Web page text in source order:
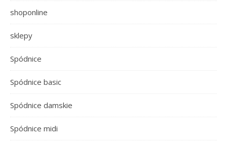
shoponline
sklepy
Spódnice
Spódnice basic
Spódnice damskie
Spódnice midi